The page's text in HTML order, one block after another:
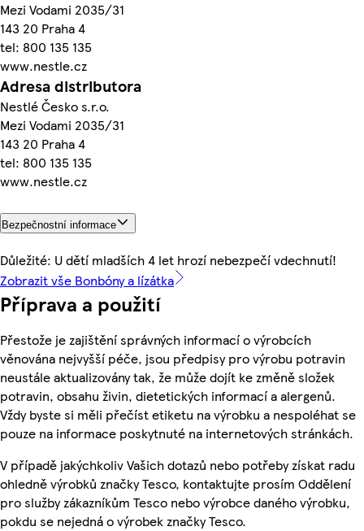
Mezi Vodami 2035/31
143 20 Praha 4
tel: 800 135 135
www.nestle.cz
Adresa distributora
Nestlé Česko s.r.o.
Mezi Vodami 2035/31
143 20 Praha 4
tel: 800 135 135
www.nestle.cz
Bezpečnostní informace
Důležité: U dětí mladších 4 let hrozí nebezpečí vdechnutí!
Zobrazit vše Bonbóny a lízátka
Příprava a použití
Přestože je zajištění správných informací o výrobcích
věnována nejvyšší péče, jsou předpisy pro výrobu potravin
neustále aktualizovány tak, že může dojít ke změně složek
potravin, obsahu živin, dietetických informací a alergenů.
Vždy byste si měli přečíst etiketu na výrobku a nespoléhat se
pouze na informace poskytnuté na internetových stránkách.
V případě jakýchkoliv Vašich dotazů nebo potřeby získat radu
ohledně výrobků značky Tesco, kontaktujte prosím Oddělení
pro služby zákazníkům Tesco nebo výrobce daného výrobku,
pokdu se nejedná o výrobek značky Tesco.